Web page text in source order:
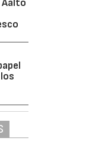
Aalto